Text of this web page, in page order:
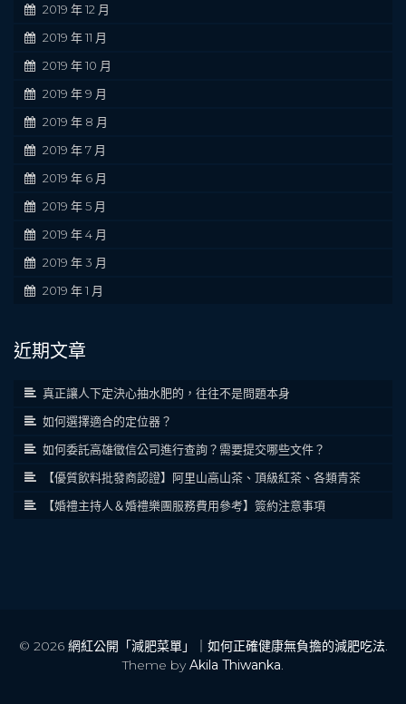
2019 年 12 月
2019 年 11 月
2019 年 10 月
2019 年 9 月
2019 年 8 月
2019 年 7 月
2019 年 6 月
2019 年 5 月
2019 年 4 月
2019 年 3 月
2019 年 1 月
近期文章
真正讓人下定決心抽水肥的，往往不是問題本身
如何選擇適合的定位器？
如何委託高雄徵信公司進行查詢？需要提交哪些文件？
【優質飲料批發商認證】阿里山高山茶、頂級紅茶、各類青茶
【婚禮主持人＆婚禮樂團服務費用參考】簽約注意事項
© 2026 網紅公開「減肥菜單」｜如何正確健康無負擔的減肥吃法.
Theme byAkila Thiwanka.